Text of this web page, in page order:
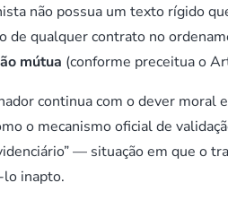
não possua um texto rígido
de qualquer contrato no
mútua (conforme preceitua o
continua com o dever moral
o mecanismo oficial de
— situação em que o
lo inapto.